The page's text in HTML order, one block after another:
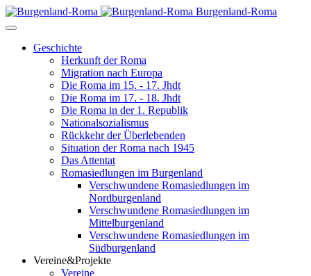
Burgenland-Roma
Geschichte
Herkunft der Roma
Migration nach Europa
Die Roma im 15. - 17. Jhdt
Die Roma im 17. - 18. Jhdt
Die Roma in der 1. Republik
Nationalsozialismus
Rückkehr der Überlebenden
Situation der Roma nach 1945
Das Attentat
Romasiedlungen im Burgenland
Verschwundene Romasiedlungen im
Nordburgenland
Verschwundene Romasiedlungen im
Mittelburgenland
Verschwundene Romasiedlungen im
Südburgenland
Vereine&Projekte
Vereine